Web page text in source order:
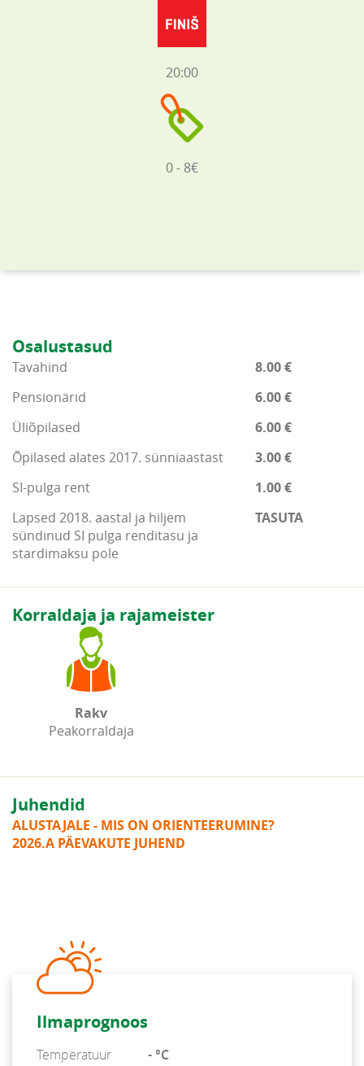
20:00
0 - 8€
Osalustasud
Tavahind
8.00 €
Pensionärid
6.00 €
Üliõpilased
6.00 €
Õpilased alates 2017. sünniaastast
3.00 €
SI-pulga rent
1.00 €
Lapsed 2018. aastal ja hiljem
sündinud SI pulga renditasu ja
stardimaksu pole
TASUTA
Korraldaja ja rajameister
Rakv
Peakorraldaja
Juhendid
ALUSTAJALE - MIS ON ORIENTEERUMINE?
2026.A PÄEVAKUTE JUHEND
Ilmaprognoos
Temperatuur - °C